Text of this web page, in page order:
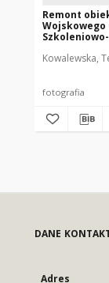
Remont
Wojskowego
Szkoleniowo-
Mrągowo. [5]
Kowalewska,
fotografia
DANE
Adres